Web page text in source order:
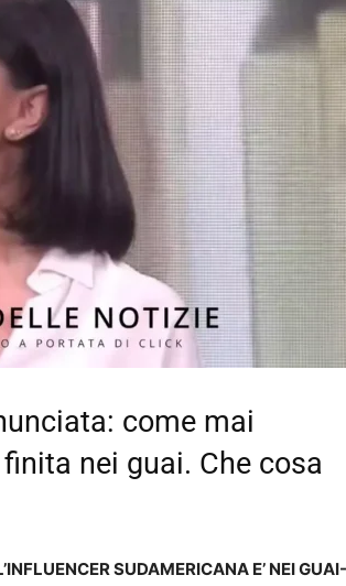
come mai
nei guai. Che cosa
SUDAMERICANA E’ NEI GUAI-